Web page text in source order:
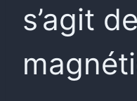
s’agit